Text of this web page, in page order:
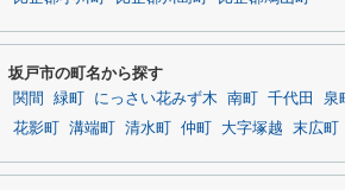
坂戸市の町名から探す
関間 緑町 にっさい花みず木 南町 千代田 泉町
花影町
溝端町 清水町 仲町 大字塚越 末広町